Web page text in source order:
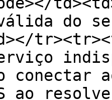
do
conectar
ao